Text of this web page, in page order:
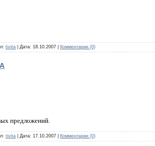
tivita | Дата: 18.10.2007 Комментарии (0)
предложений.
tivita | Дата: 17.10.2007 Комментарии (0)